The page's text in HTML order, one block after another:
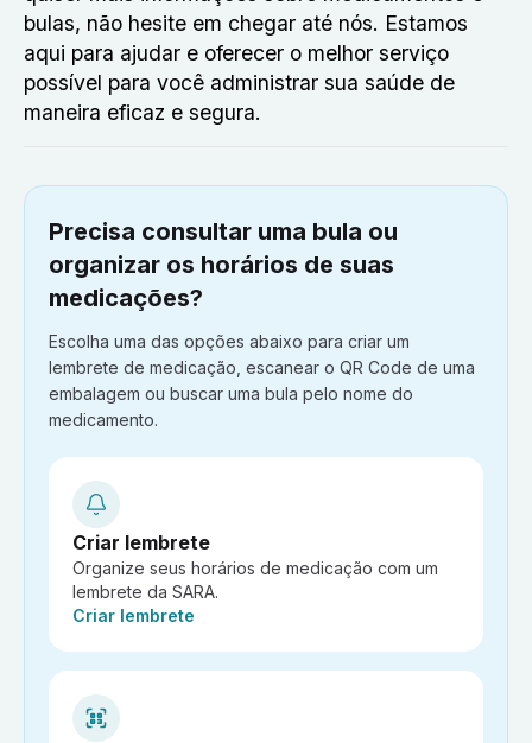
bulas, não hesite em chegar até nós. Estamos
aqui para ajudar e oferecer o melhor serviço
possível para você administrar sua saúde de
maneira eficaz e segura.
Precisa consultar uma bula ou
organizar os horários de suas
medicações?
Escolha uma das opções abaixo para criar um
lembrete de medicação, escanear o QR Code de uma
embalagem ou buscar uma bula pelo nome do
medicamento.
Criar lembrete
Organize seus horários de medicação com um
lembrete da SARA.
Ação:
Criar lembrete